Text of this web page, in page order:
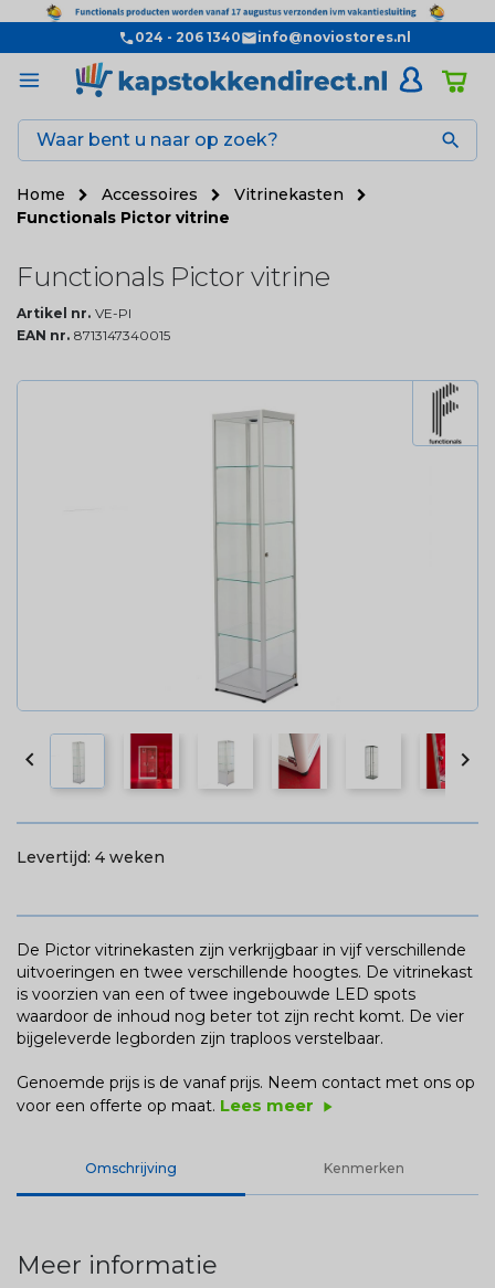
024 - 206 1340 info@noviostores.nl

Home Accessoires
Vitrinekasten
Functionals Pictor vitrine
Functionals Pictor vitrine
Artikel nr. VE-PI
EAN nr. 8713147340015
 
Levertijd: 4 weken
De Pictor vitrinekasten zijn verkrijgbaar in vijf verschillende
uitvoeringen en twee verschillende hoogtes. De vitrinekast
is voorzien van een of twee ingebouwde LED spots
waardoor de inhoud nog beter tot zijn recht komt. De vier
bijgeleverde legborden zijn traploos verstelbaar.
Genoemde prijs is de vanaf prijs. Neem contact met ons op
voor een offerte op maat. Lees meer play_arrow
Omschrijving Kenmerken
Meer informatie